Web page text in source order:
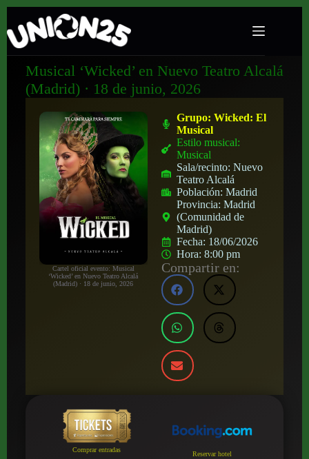
Musical ‘Wicked’ en Nuevo Teatro Alcalá
(Madrid) · 18 de junio, 2026
Cartel oficial evento: Musical
‘Wicked’ en Nuevo Teatro Alcalá
(Madrid) · 18 de junio, 2026
Grupo:Wicked: El
Musical
Estilo musical:
Musical
Sala/recinto:Nuevo
Teatro Alcalá
Población:Madrid
Provincia:Madrid
(Comunidad de
Madrid)
Fecha: 18/06/2026
Hora:8:00 pm
Compartir en:
Comprar entradas
Reservar hotel